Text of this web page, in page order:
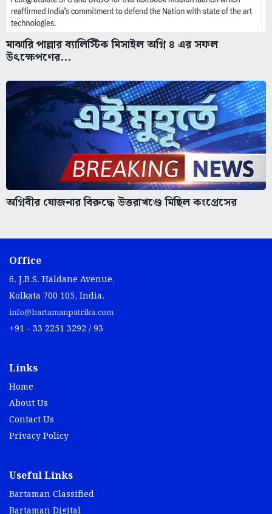
মাঝারি পাল্লার ব্যালিস্টিক মিসাইল অগ্নি ৪ এর সফল
উৎক্ষেপণের...
অগ্নিবীর যোজনার বিরুদ্ধে উত্তরাখণ্ডে মিছিল কংগ্রেসের
Office
6, J.B.S. Haldane Avenue,
Kolkata 700 105, India.
info@bartamanpatrika.com
+91 - 33 2251 3292 / 93
Links
Home
About Us
Contact Us
Privacy Policy
Useful Links
Bartaman Classified
Bartaman Digital